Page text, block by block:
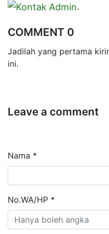
.
COMMENT 0
Jadilah yang pertama
ini.
Leave a comment
Nama *
No.WA/HP *